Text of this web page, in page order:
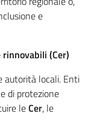
e
rinnovabili (Cer)
autorità locali. Enti
di protezione
leCer, le